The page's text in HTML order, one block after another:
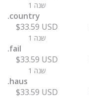
1 שנה
.country
$33.59 USD
1 שנה
.fail
$33.59 USD
1 שנה
.haus
$33.59 USD